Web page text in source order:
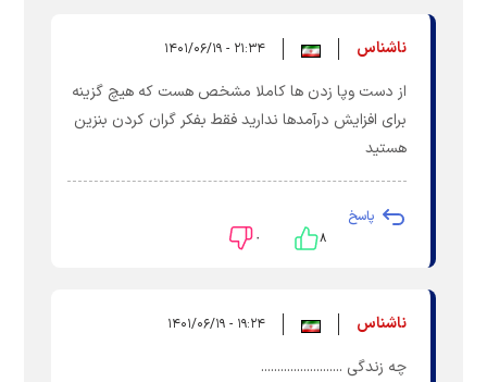
ناشناس ۲۱:۳۴ - ۱۴۰۱/۰۶/۱۹
از دست وپا زدن ها کاملا مشخص هست که هیچ گزینه
برای افزایش درآمدها ندارید فقط بفکر گران کردن بنزین
هستید
پاسخ
۸ ۰
ناشناس ۱۹:۲۴ - ۱۴۰۱/۰۶/۱۹
چه زندگی .........................